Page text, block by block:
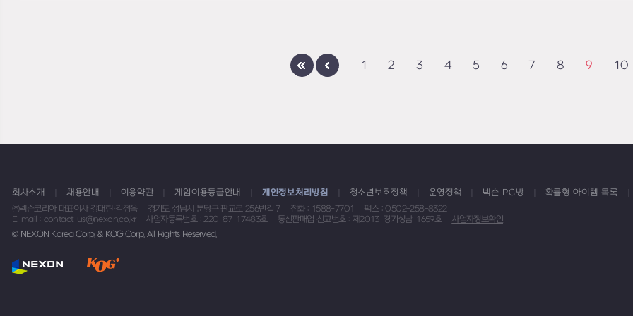
1 2 3 4 5 6 7 8 9 10
회사소개 채용안내 이용약관 게임이용등급안내 개인정보처리방침 청소년보호정책 운영정책 넥슨 PC방
확률형 아이템 목록
㈜넥슨코리아 대표이사 강대현·김정욱
경기도 성남시 분당구 판교로 256번길 7 전화 : 1588-7701
팩스 : 0502-258-8322
E-mail : contact-us@nexon.co.kr
사업자등록번호 : 220-87-17483호 통신판매업 신고번호 : 제2013-경기성남-1659호
사업자정보확인
© NEXON Korea Corp. & KOG Corp. All Rights Reserved.